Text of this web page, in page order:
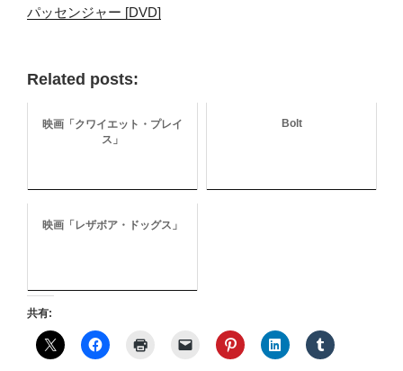
パッセンジャー [DVD]
Related posts:
映画「クワイエット・プレイ
ス」
Bolt
映画「レザボア・ドッグス」
共有: